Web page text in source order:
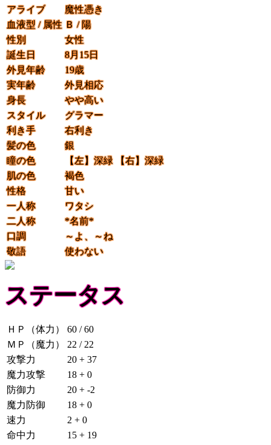
アライブ
魔性憑き
血液型 / 属性 Ｂ / 陽
性別
女性
誕生日
8月15日
外見年齢
19歳
実年齢
外見相応
身長
やや高い
スタイル
グラマー
利き手
右利き
髪の色
銀
瞳の色
【左】深緑【右】深緑
肌の色
褐色
性格
甘い
一人称
ワタシ
二人称
*名前*
口調
～よ、～ね
敬語
使わない
ステータス
ＨＰ（体力）
60 / 60
ＭＰ（魔力）
22 / 22
攻撃力
20 + 37
魔力攻撃
18 + 0
防御力
20 + -2
魔力防御
18 + 0
速力
2 + 0
命中力
15 + 19